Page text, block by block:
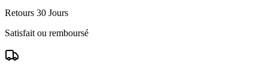
Retours 30 Jours
Satisfait ou remboursé